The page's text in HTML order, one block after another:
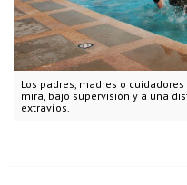
Los padres, madres o
mira, bajo supervisión y a una
extravíos.